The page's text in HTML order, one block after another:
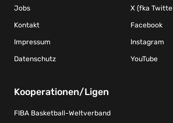
Jobs
Kontakt
Impressum
Datenschutz
X (fka
Facebook
Instagram
YouTube
Kooperationen/Ligen
FIBA Basketball-Weltverband